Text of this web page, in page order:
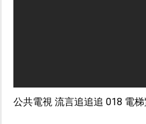
公共電視 流言追追追 018 電